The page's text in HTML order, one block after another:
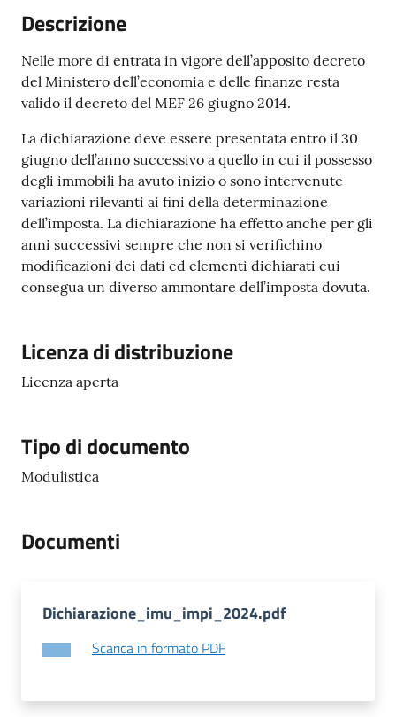
t
l
e
D
e
d
a
l
o
s
e
r
z
i
s
a
i
Descrizione
Nelle more di entrata in vigore dell’apposito decreto
del Ministero dell’economia e delle finanze resta
valido il decreto del MEF 26 giugno 2014.
La dichiarazione deve essere presentata entro il 30
giugno dell’anno successivo a quello in cui il possesso
degli immobili ha avuto inizio o sono intervenute
variazioni rilevanti ai fini della determinazione
dell’imposta. La dichiarazione ha effetto anche per gli
anni successivi sempre che non si verifichino
modificazioni dei dati ed elementi dichiarati cui
consegua un diverso ammontare dell’imposta dovuta.
Licenza di distribuzione
Licenza aperta
Tipo di documento
Modulistica
Documenti
Dichiarazione_imu_impi_2024.pdf
Scarica in formato PDF